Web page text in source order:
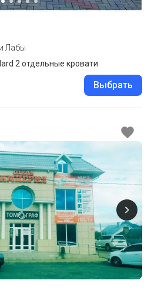
Лабы
2 отдельные кровати
Выбрать